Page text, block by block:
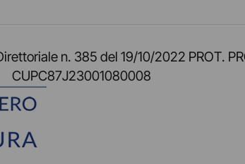
n. 385 del 19/10/2022 PROT.
CUPC87J23001080008